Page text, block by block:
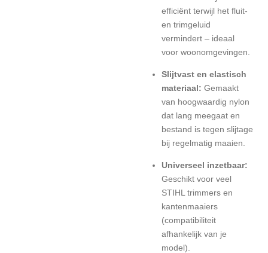
efficiënt terwijl het fluit-
en trimgeluid
vermindert – ideaal
voor woonomgevingen.
Slijtvast en elastisch
materiaal: Gemaakt
van hoogwaardig nylon
dat lang meegaat en
bestand is tegen slijtage
bij regelmatig maaien.
Universeel inzetbaar:
Geschikt voor veel
STIHL trimmers en
kantenmaaiers
(compatibiliteit
afhankelijk van je
model).